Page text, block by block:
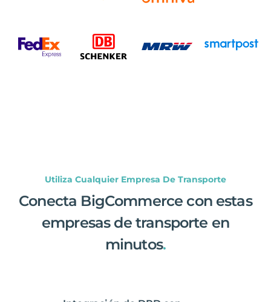
Utiliza Cualquier Empresa De Transporte
Conecta BigCommerce con estas
empresas de transporte en
minutos.